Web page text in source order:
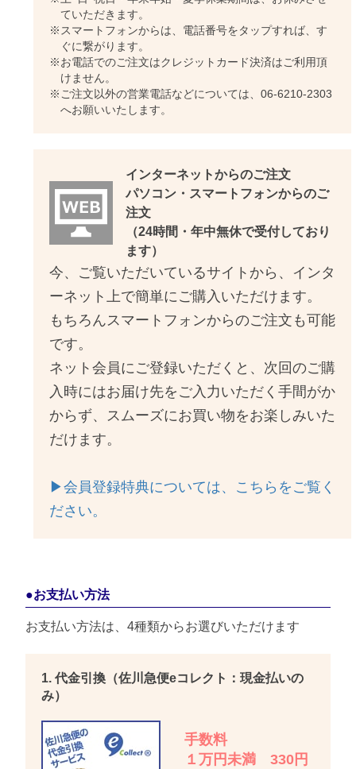
ていただきます。
※スマートフォンからは、電話番号をタップすれば、す
ぐに繋がります。
※お電話でのご注文はクレジットカード決済はご利用頂
けません。
※ご注文以外の営業電話などについては、06-6210-2303
へお願いいたします。
インターネットからのご注文
パソコン・スマートフォンからのご
注文
（24時間・年中無休で受付しており
ます）
今、ご覧いただいているサイトから、インタ
ーネット上で簡単にご購入いただけます。
もちろんスマートフォンからのご注文も可能
です。
ネット会員にご登録いただくと、次回のご購
入時にはお届け先をご入力いただく手間がか
からず、スムーズにお買い物をお楽しみいた
だけます。
▶︎会員登録特典については、こちらをご覧く
ださい。
●お支払い方法
お支払い方法は、4種類からお選びいただけます
1. 代金引換（佐川急便eコレクト：現金払いの
み）
手数料
１万円未満 330円